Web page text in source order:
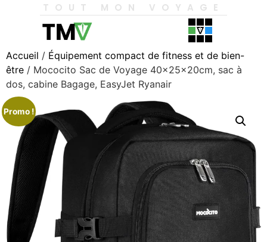
TOUT MON VOYAGE
Accueil / Équipement compact de fitness et de bien-
être / Mococito Sac de Voyage 40x25x20cm, sac à
dos, cabine Bagage, EasyJet Ryanair
Promo !